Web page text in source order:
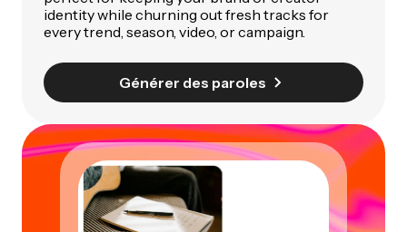
identity while churning out fresh tracks for
every trend, season, video, or campaign.
Générer des paroles